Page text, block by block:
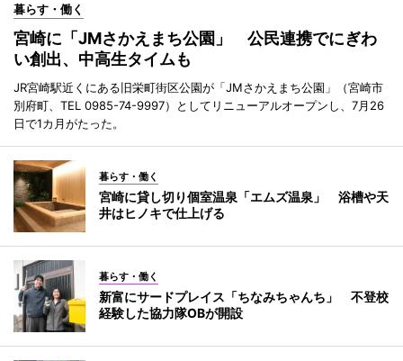
暮らす・働く
宮崎に「JMさかえまち公園」 公民連携でにぎわ
い創出、中高生タイムも
JR宮崎駅近くにある旧栄町街区公園が「JMさかえまち公園」（宮崎市
別府町、TEL 0985-74-9997）としてリニューアルオープンし、7月26
日で1カ月がたった。
暮らす・働く
宮崎に貸し切り個室温泉「エムズ温泉」 浴槽や天
井はヒノキで仕上げる
暮らす・働く
新富にサードプレイス「ちなみちゃんち」 不登校
経験した協力隊OBが開設